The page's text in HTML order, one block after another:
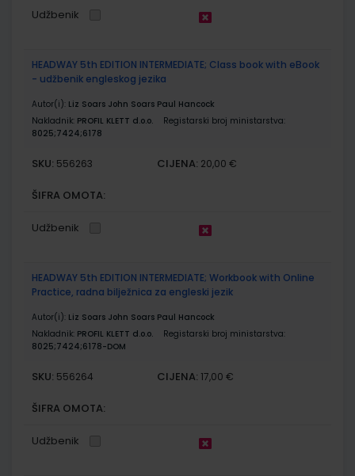
Udžbenik
HEADWAY 5th EDITION INTERMEDIATE; Class book with eBook
- udžbenik engleskog jezika
Autor(i): Liz Soars John Soars Paul Hancock
Nakladnik: PROFIL KLETT d.o.o.
Registarski broj ministarstva:
8025;7424;6178
SKU: 556263 CIJENA: 20,00 €
ŠIFRA OMOTA:
Udžbenik
HEADWAY 5th EDITION INTERMEDIATE; Workbook with Online
Practice, radna bilježnica za engleski jezik
Autor(i): Liz Soars John Soars Paul Hancock
Nakladnik: PROFIL KLETT d.o.o.
Registarski broj ministarstva:
8025;7424;6178-DOM
SKU: 556264 CIJENA: 17,00 €
ŠIFRA OMOTA:
Udžbenik